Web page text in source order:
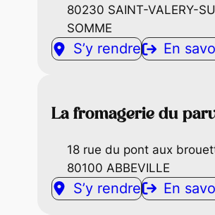
80230 SAINT-VALERY-
SOMME
S’y rendre En
La fromagerie du
18 rue du pont aux
80100 ABBEVILLE
S’y rendre En